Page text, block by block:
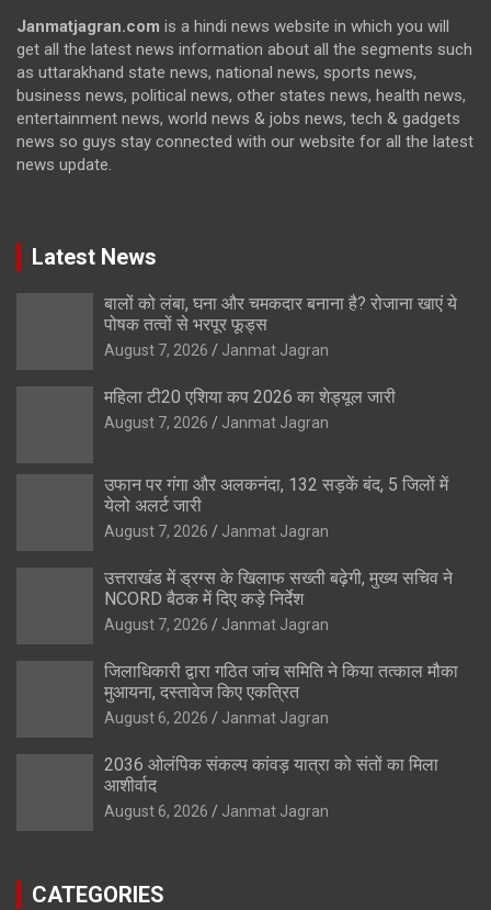
Janmatjagran.com is a hindi news website in which you will
get all the latest news information about all the segments such
as uttarakhand state news, national news, sports news,
business news, political news, other states news, health news,
entertainment news, world news & jobs news, tech & gadgets
news so guys stay connected with our website for all the latest
news update.
Latest News
बालों को लंबा, घना और चमकदार बनाना है? रोजाना खाएं ये
पोषक तत्वों से भरपूर फूड्स
August 7, 2026 Janmat Jagran
महिला टी20 एशिया कप 2026 का शेड्यूल जारी
August 7, 2026 Janmat Jagran
उफान पर गंगा और अलकनंदा, 132 सड़कें बंद, 5 जिलों में
येलो अलर्ट जारी
August 7, 2026 Janmat Jagran
उत्तराखंड में ड्रग्स के खिलाफ सख्ती बढ़ेगी, मुख्य सचिव ने
NCORD बैठक में दिए कड़े निर्देश
August 7, 2026 Janmat Jagran
जिलाधिकारी द्वारा गठित जांच समिति ने किया तत्काल मौका
मुआयना, दस्तावेज किए एकत्रित
August 6, 2026 Janmat Jagran
2036 ओलंपिक संकल्प कांवड़ यात्रा को संतों का मिला
आशीर्वाद
August 6, 2026 Janmat Jagran
CATEGORIES